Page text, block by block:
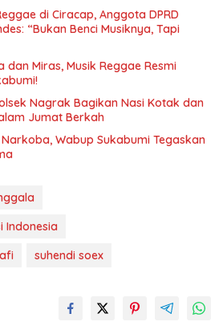
di Ciracap, Anggota DPRD
“Bukan Benci Musiknya, Tapi
Miras, Musik Reggae Resmi
Nagrak Bagikan Nasi Kotak dan
Jumat Berkah
Wabup Sukabumi Tegaskan
Indonesia
suhendi soex